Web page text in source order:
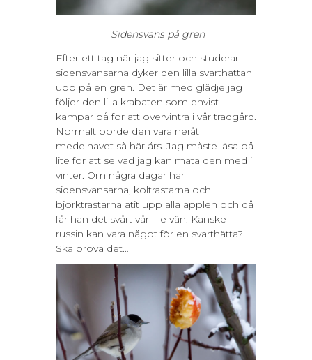
Sidensvans på gren
Efter ett tag när jag sitter och studerar
sidensvansarna dyker den lilla svarthättan
upp på en gren. Det är med glädje jag
följer den lilla krabaten som envist
kämpar på för att övervintra i vår trädgård.
Normalt borde den vara neråt
medelhavet så här års. Jag måste läsa på
lite för att se vad jag kan mata den med i
vinter. Om några dagar har
sidensvansarna, koltrastarna och
björktrastarna ätit upp alla äpplen och då
får han det svårt vår lille vän. Kanske
russin kan vara något för en svarthätta?
Ska prova det…